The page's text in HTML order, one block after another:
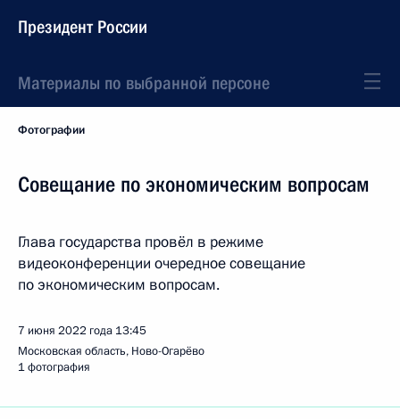
Президент России
Материалы по выбранной персоне
Фотографии
Совещание по экономическим вопросам
Глава государства провёл в режиме
видеоконференции очередное совещание
по экономическим вопросам.
7 июня 2022 года 13:45
Московская область, Ново-Огарёво
1 фотография